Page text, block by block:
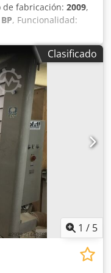
de fabricación: 2009,
, Funcionalidad:
(máx.):
, peso en vacío:500
precio mínimo:
TÉCNICOS
mm Altura máxima
máxima de
hoja de sierra: 250
hoja de sierra: 30
400 V Dwodpezdzy
A Fusible: 16 A
Dimensiones (largo x
Peso: 500 kg
Corte horizontal
Clasificado
1 / 5